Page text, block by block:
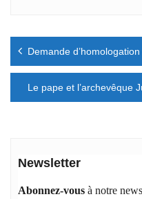
Navigation
l’article
Demande
Le pape et l’archevêque
Newsletter
Abonnez-vous à notre